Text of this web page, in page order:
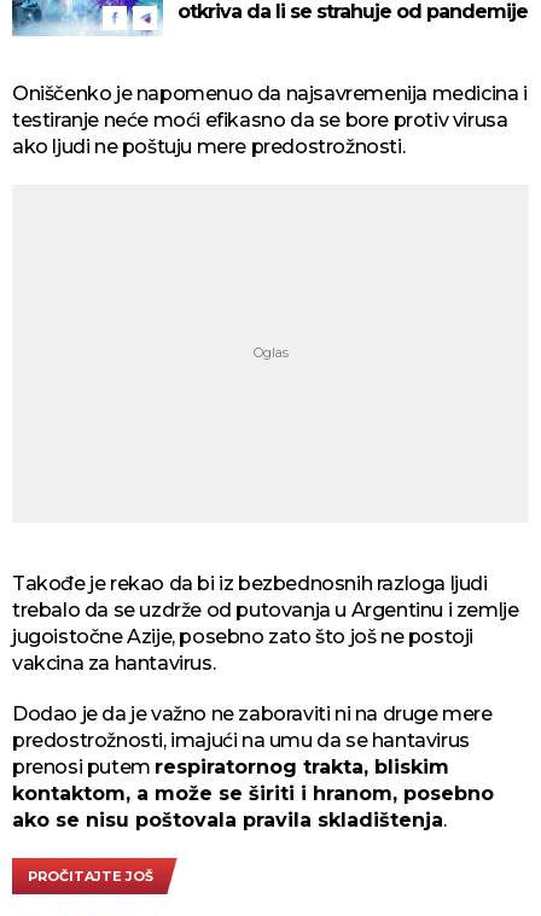
otkriva da li se strahuje od pandemije
Oniščenko je napomenuo da najsavremenija medicina i
testiranje neće moći efikasno da se bore protiv virusa
ako ljudi ne poštuju mere predostrožnosti.
Takođe je rekao da bi iz bezbednosnih razloga ljudi
trebalo da se uzdrže od putovanja u Argentinu i zemlje
jugoistočne Azije, posebno zato što još ne postoji
vakcina za hantavirus.
Dodao je da je važno ne zaboraviti ni na druge mere
predostrožnosti, imajući na umu da se hantavirus
prenosi putem respiratornog trakta, bliskim
kontaktom, a može se širiti i hranom, posebno
ako se nisu poštovala pravila skladištenja.
PROČITAJTE JOŠ